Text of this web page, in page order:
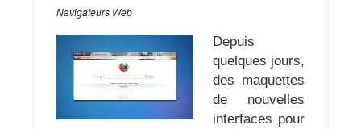
Navigateurs Web
Depuis
quelques jours,
des maquettes
de nouvelles
interfaces pour